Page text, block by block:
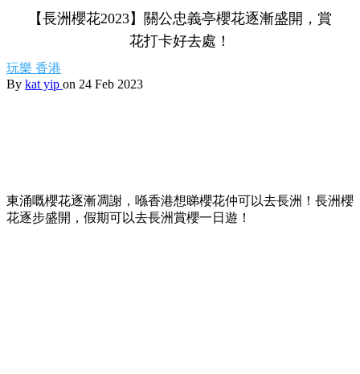
【長洲櫻花2023】關公忠義亭櫻花逐漸盛開，賞
花打卡好去處！
玩樂 香港
By kat yip on 24 Feb 2023
東涌嘅櫻花逐漸凋謝，喺香港想睇櫻花仲可以去長洲！長洲櫻
花逐步盛開，假期可以去長洲賞櫻一日遊！